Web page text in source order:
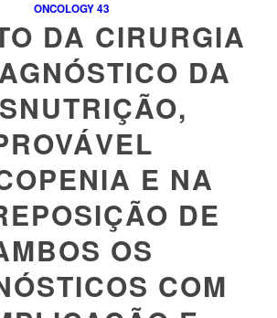
ONCOLOGY 43
DA CIRURGIA
DA
E NA
DE
OS
COM